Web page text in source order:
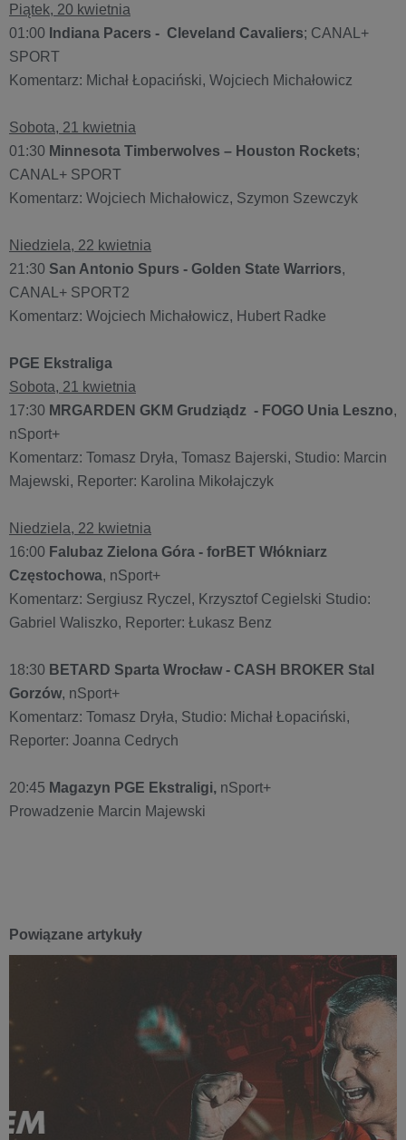
Piątek, 20 kwietnia
01:00 Indiana Pacers - Cleveland Cavaliers; CANAL+
SPORT
Komentarz: Michał Łopaciński, Wojciech Michałowicz
Sobota, 21 kwietnia
01:30 Minnesota Timberwolves – Houston Rockets;
CANAL+ SPORT
Komentarz: Wojciech Michałowicz, Szymon Szewczyk
Niedziela, 22 kwietnia
21:30 San Antonio Spurs - Golden State Warriors,
CANAL+ SPORT2
Komentarz: Wojciech Michałowicz, Hubert Radke
PGE Ekstraliga
Sobota, 21 kwietnia
17:30 M RGARDEN GKM Grudziądz - FOGO Unia Leszno,
nSport+
Komentarz: Tomasz Dryła, Tomasz Bajerski, Studio: Marcin
Majewski, Reporter: Karolina Mikołajczyk
Niedziela, 22 kwietnia
16:00 Falubaz Zielona Góra - forBET Włókniarz
Częstochowa, nSport+
Komentarz: Sergiusz Ryczel, Krzysztof Cegielski Studio:
Gabriel Waliszko, Reporter: Łukasz Benz
18:30 BETARD Sparta Wrocław - CASH BROKER Stal
Gorzów, nSport+
Komentarz: Tomasz Dryła, Studio: Michał Łopaciński,
Reporter: Joanna Cedrych
20:45 Magazyn PGE Ekstraligi, nSport+
Prowadzenie Marcin Majewski
Powiązane artykuły